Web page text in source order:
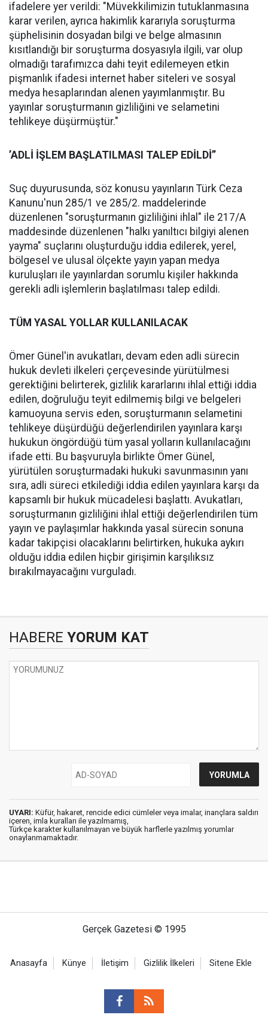
ifadelere yer verildi: "Müvekkilimizin tutuklanmasına
karar verilen, ayrıca hakimlik kararıyla soruşturma
şüphelisinin dosyadan bilgi ve belge almasının
kısıtlandığı bir soruşturma dosyasıyla ilgili, var olup
olmadığı tarafımızca dahi teyit edilemeyen etkin
pişmanlık ifadesi internet haber siteleri ve sosyal
medya hesaplarından alenen yayımlanmıştır. Bu
yayınlar soruşturmanın gizliliğini ve selametini
tehlikeye düşürmüştür."
’ADLİ İŞLEM BAŞLATILMASI TALEP EDİLDİ’’
Suç duyurusunda, söz konusu yayınların Türk Ceza
Kanunu'nun 285/1 ve 285/2. maddelerinde
düzenlenen "soruşturmanın gizliliğini ihlal" ile 217/A
maddesinde düzenlenen "halkı yanıltıcı bilgiyi alenen
yayma" suçlarını oluşturduğu iddia edilerek, yerel,
bölgesel ve ulusal ölçekte yayın yapan medya
kuruluşları ile yayınlardan sorumlu kişiler hakkında
gerekli adli işlemlerin başlatılması talep edildi.
TÜM YASAL YOLLAR KULLANILACAK
Ömer Günel'in avukatları, devam eden adli sürecin
hukuk devleti ilkeleri çerçevesinde yürütülmesi
gerektiğini belirterek, gizlilik kararlarını ihlal ettiği iddia
edilen, doğruluğu teyit edilmemiş bilgi ve belgeleri
kamuoyuna servis eden, soruşturmanın selametini
tehlikeye düşürdüğü değerlendirilen yayınlara karşı
hukukun öngördüğü tüm yasal yolların kullanılacağını
ifade etti. Bu başvuruyla birlikte Ömer Günel,
yürütülen soruşturmadaki hukuki savunmasının yanı
sıra, adli süreci etkilediği iddia edilen yayınlara karşı da
kapsamlı bir hukuk mücadelesi başlattı. Avukatları,
soruşturmanın gizliliğini ihlal ettiği değerlendirilen tüm
yayın ve paylaşımlar hakkında yasal sürecin sonuna
kadar takipçisi olacaklarını belirtirken, hukuka aykırı
olduğu iddia edilen hiçbir girişimin karşılıksız
bırakılmayacağını vurguladı.
HABERE YORUM KAT
UYARI: Küfür, hakaret, rencide edici cümleler veya imalar, inançlara saldırı
içeren, imla kuralları ile yazılmamış,
Türkçe karakter kullanılmayan ve büyük harflerle yazılmış yorumlar
onaylanmamaktadır.
Gerçek Gazetesi © 1995
Anasayfa Künye İletişim Gizlilik İlkeleri Sitene Ekle